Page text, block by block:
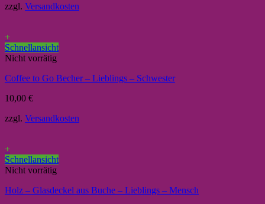
zzgl. Versandkosten
+
Schnellansicht
Nicht vorrätig
Coffee to Go Becher – Lieblings – Schwester
10,00 €
zzgl. Versandkosten
+
Schnellansicht
Nicht vorrätig
Holz – Glasdeckel aus Buche – Lieblings – Mensch